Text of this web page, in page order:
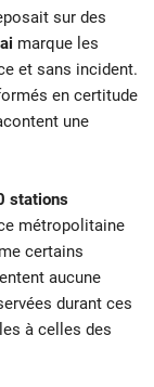
sur des
marque les
et sans incident.
en certitude
une
stations
métropolitaine
certains
aucune
durant ces
à celles des